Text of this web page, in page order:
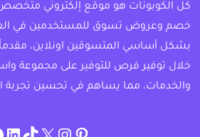
كل الكوبونات هو موقع إلكتروني
خصم وعروض تسوق للمستخدمين في
بشكل أساسي المتسوقين اونلاين،
خلال توفير فرص للتوفير على مجموعة
والخدمات، مما يساهم في تحسين تجربة
pinterest
twitter